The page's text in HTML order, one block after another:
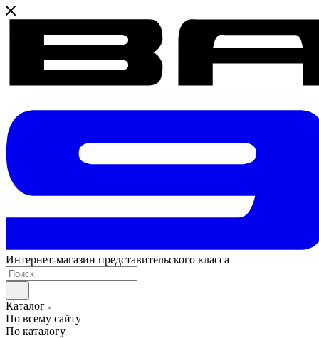
Интернет-магазин представительского класса
Каталог
По всему сайту
По каталогу